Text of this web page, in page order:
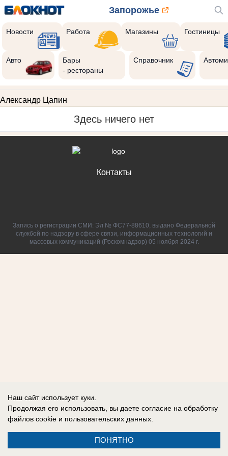
Запорожье
Новости Работа Магазины Гостиницы
Авто
Бары
- рестораны
Справочник
Александр Цапин
Здесь ничего нет
Контакты
Запись о регистрации СМИ: Эл № ФС77-88610, выдано Федеральной
службой по надзору в сфере связи, информационных технологий и
массовых коммуникаций (Роскомнадзор) 05 ноября 2024 г.
Наш сайт использует куки.
Продолжая его использовать, вы даете согласие на обработку
файлов cookie и пользовательских данных.
ПОНЯТНО